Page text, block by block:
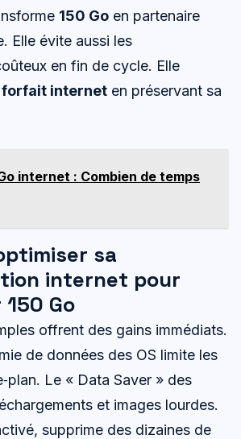
150 Go en partenaire
Elle évite aussi les
en fin de cycle. Elle
forfait internet en préservant sa
internet : Combien de temps
sa
internet pour
Go
offrent des gains immédiats.
de données des OS limite les
Le « Data Saver » des
et images lourdes.
supprime des dizaines de